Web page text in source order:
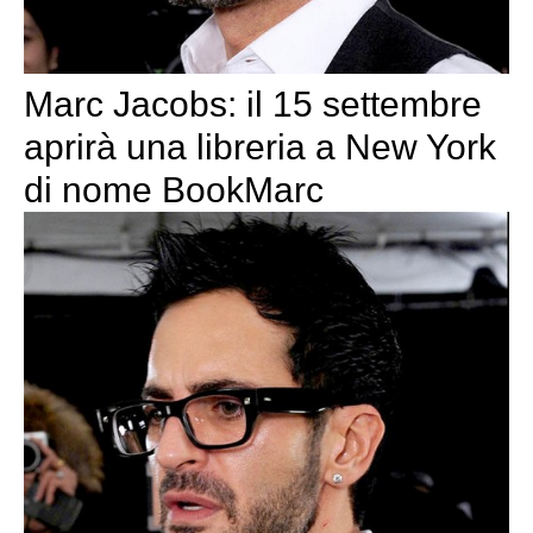
Marc Jacobs: il 15 settembre
aprirà una libreria a New York
di nome BookMarc